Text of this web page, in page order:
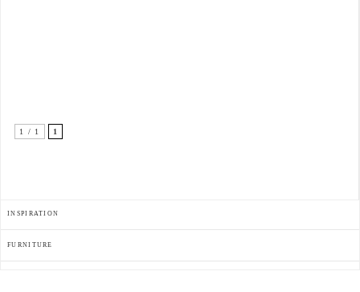
1 / 1 1
INSPIRATION
FURNITURE